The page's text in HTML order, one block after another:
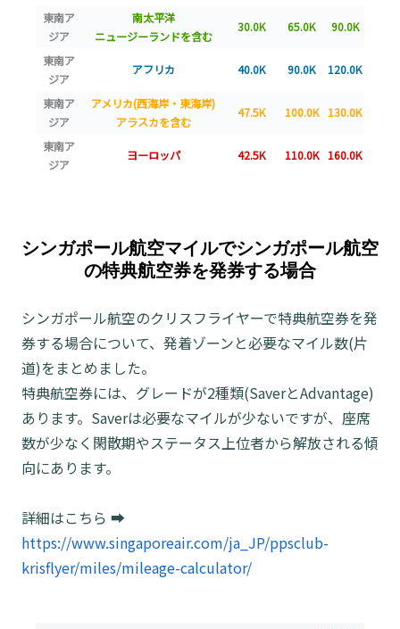
東南ア
ジア
南太平洋
ニュージーランドを含む
30.0K 65.0K 90.0K
東南ア
ジア
アフリカ 40.0K 90.0K 120.0K
東南ア
ジア
アメリカ(西海岸・東海岸)
アラスカを含む
47.5K 100.0K 130.0K
東南ア
ジア
ヨーロッパ 42.5K 110.0K 160.0K
シンガポール航空マイルでシンガポール航空
の特典航空券を発券する場合
シンガポール航空のクリスフライヤーで特典航空券を発
券する場合について、発着ゾーンと必要なマイル数(片
道)をまとめました。
特典航空券には、グレードが2種類(SaverとAdvantage)
あります。Saverは必要なマイルが少ないですが、座席
数が少なく閑散期やステータス上位者から解放される傾
向にあります。
詳細はこちら ➡
https://www.singaporeair.com/ja_JP/ppsclub-
krisflyer/miles/mileage-calculator/